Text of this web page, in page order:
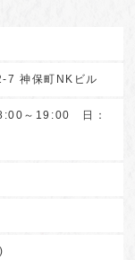
7 神保町NKビル
～19:00 日：